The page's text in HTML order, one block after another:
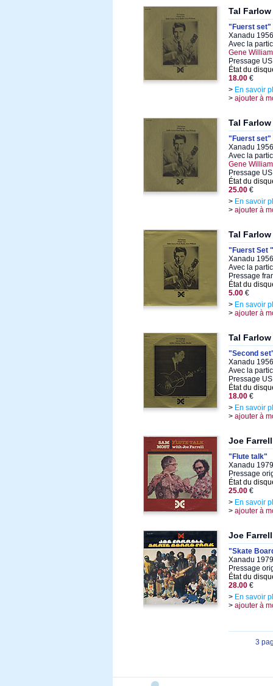
Tal Farlow
"Fuerst set"
Xanadu
Avec la
Gene
Pressage
État du
18.00 €
> En savoir
> ajouter à
Tal Farlow
"Fuerst set"
Xanadu
Avec la
Gene
Pressage
État du
25.00 €
> En savoir
> ajouter à
Tal Farlow
"Fuerst Set "
Xanadu
Avec la
Pressage
État du
5.00 €
> En savoir
> ajouter à
Tal Farlow
"Second
Xanadu
Avec la
Pressage
État du
18.00 €
> En savoir
> ajouter à
Joe
"Flute talk"
Xanadu
Pressage
État du
25.00 €
> En savoir
> ajouter à
Joe Farrell
"Skate
Xanadu
Pressage
État du
28.00 €
> En savoir
> ajouter à
3